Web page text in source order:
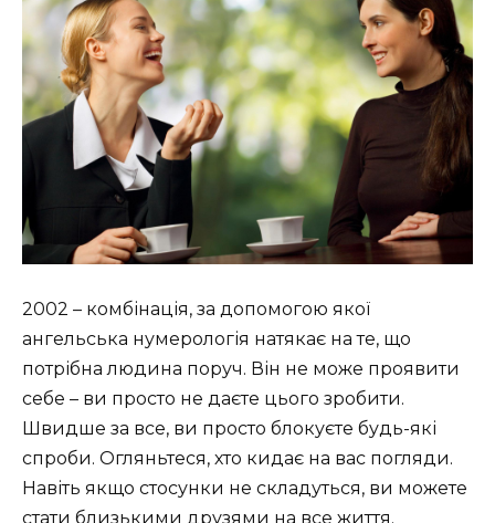
2002 – комбінація, за допомогою якої
ангельська нумерологія натякає на те, що
потрібна людина поруч. Він не може проявити
себе – ви просто не даєте цього зробити.
Швидше за все, ви просто блокуєте будь-які
спроби. Огляньтеся, хто кидає на вас погляди.
Навіть якщо стосунки не складуться, ви можете
стати близькими друзями на все життя.